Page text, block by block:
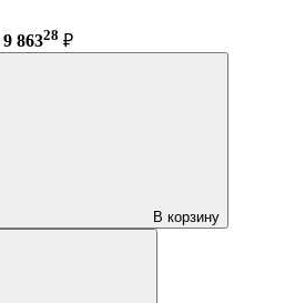
9 86328 ₽
В корзину